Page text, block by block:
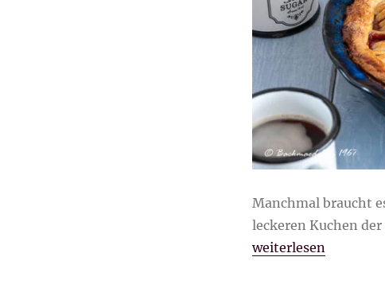
Manchmal braucht
leckeren Kuchen
„Kirsch Pie“
weiterlesen